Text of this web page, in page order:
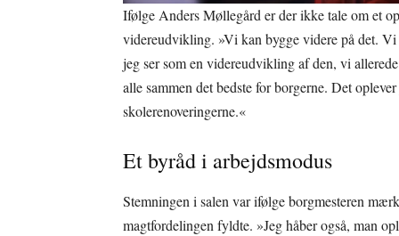
Ifølge Anders Møllegård er der ikke tale om et
videreudvikling. »Vi kan bygge videre på det.
jeg ser som en videreudvikling af den, vi
alle sammen det bedste for borgerne. Det
skolerenoveringerne.«
Et byråd i arbejdsmodus
Stemningen i salen var ifølge borgmesteren
magtfordelingen fyldte. »Jeg håber også, man